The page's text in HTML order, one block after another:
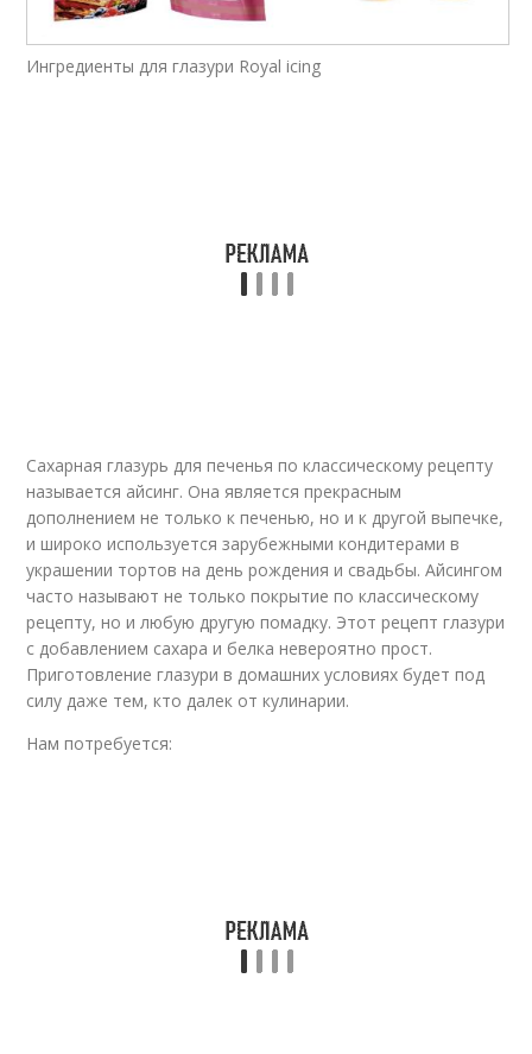
Глазурь для куличей
Кексы в сахарной
глазури
Глазурь для росписи
Ингредиенты для
глазурь
Глазурь для
украшения
Готовая глазурь
Ингредиенты для глазури Royal icing
Сахарная глазурь для печенья по классическому рецепту
называется айсинг. Она является прекрасным
дополнением не только к печенью, но и к другой выпечке,
и широко используется зарубежными кондитерами в
украшении тортов на день рождения и свадьбы. Айсингом
часто называют не только покрытие по классическому
рецепту, но и любую другую помадку. Этот рецепт глазури
с добавлением сахара и белка невероятно прост.
Приготовление глазури в домашних условиях будет под
силу даже тем, кто далек от кулинарии.
Нам потребуется: